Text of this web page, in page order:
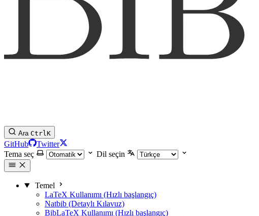
Ara CtrlK
GitHub
Twitter
Tema seç
Dil seçin
Temel
LaTeX Kullanımı (Hızlı başlangıç)
Natbib (Detaylı Kılavuz)
BibLaTeX Kullanımı (Hızlı başlangıç)